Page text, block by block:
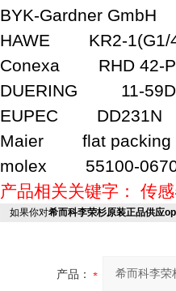
BYK-Gardner
HAWE KR2-1(G1/
Conexa RHD 42-
DUERING 11-
EUPEC DD231N
Maier flat packing
molex 55100-
产品相关关键字： 传
如果你对希而科李荣杉原装正品供应
产品：